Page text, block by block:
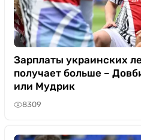
Зарплаты украинских
получает больше –
или Мудрик
8309